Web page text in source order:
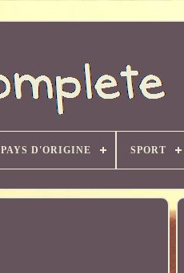
PAYS D'ORIGINE SPORT